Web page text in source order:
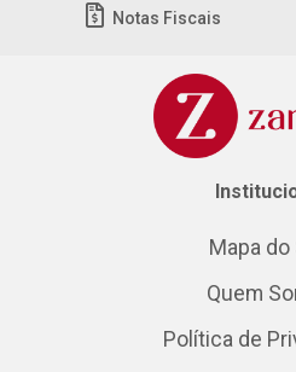
Notas Fiscais
Mapa do
Quem
Política de